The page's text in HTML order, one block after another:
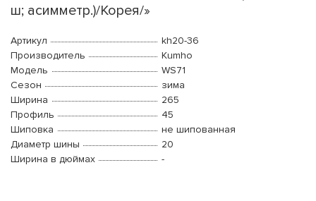
ш; асимметр.)/Корея/»
Артикул
kh20-36
Производитель
Kumho
Модель
WS71
Сезон
зима
Ширина
265
Профиль
45
Шиповка
не шипованная
Диаметр шины
20
Ширина в дюймах
-